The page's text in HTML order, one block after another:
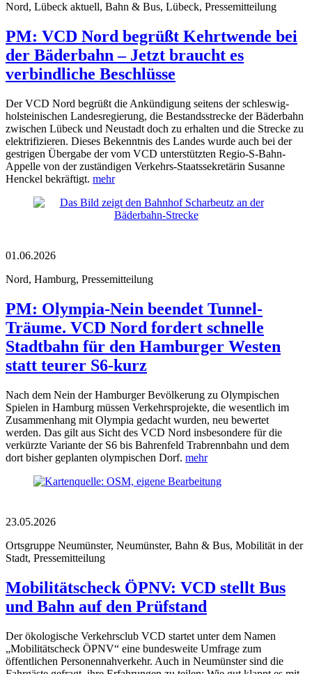
Nord, Lübeck aktuell, Bahn & Bus, Lübeck, Pressemitteilung
PM: VCD Nord begrüßt Kehrtwende bei
der Bäderbahn – Jetzt braucht es
verbindliche Beschlüsse
Der VCD Nord begrüßt die Ankündigung seitens der schleswig-
holsteinischen Landesregierung, die Bestandsstrecke der Bäderbahn
zwischen Lübeck und Neustadt doch zu erhalten und die Strecke zu
elektrifizieren. Dieses Bekenntnis des Landes wurde auch bei der
gestrigen Übergabe der vom VCD unterstützten Regio-S-Bahn-
Appelle von der zuständigen Verkehrs-Staatssekretärin Susanne
Henckel bekräftigt. mehr
01.06.2026
Nord, Hamburg, Pressemitteilung
PM: Olympia-Nein beendet Tunnel-
Träume. VCD Nord fordert schnelle
Stadtbahn für den Hamburger Westen
statt teurer S6-kurz
Nach dem Nein der Hamburger Bevölkerung zu Olympischen
Spielen in Hamburg müssen Verkehrsprojekte, die wesentlich im
Zusammenhang mit Olympia gedacht wurden, neu bewertet
werden. Das gilt aus Sicht des VCD Nord insbesondere für die
verkürzte Variante der S6 bis Bahrenfeld Trabrennbahn und dem
dort bisher geplanten olympischen Dorf. mehr
23.05.2026
Ortsgruppe Neumünster, Neumünster, Bahn & Bus, Mobilität in der
Stadt, Pressemitteilung
Mobilitätscheck ÖPNV: VCD stellt Bus
und Bahn auf den Prüfstand
Der ökologische Verkehrsclub VCD startet unter dem Namen
„Mobilitätscheck ÖPNV“ eine bundesweite Umfrage zum
öffentlichen Personennahverkehr. Auch in Neumünster sind die